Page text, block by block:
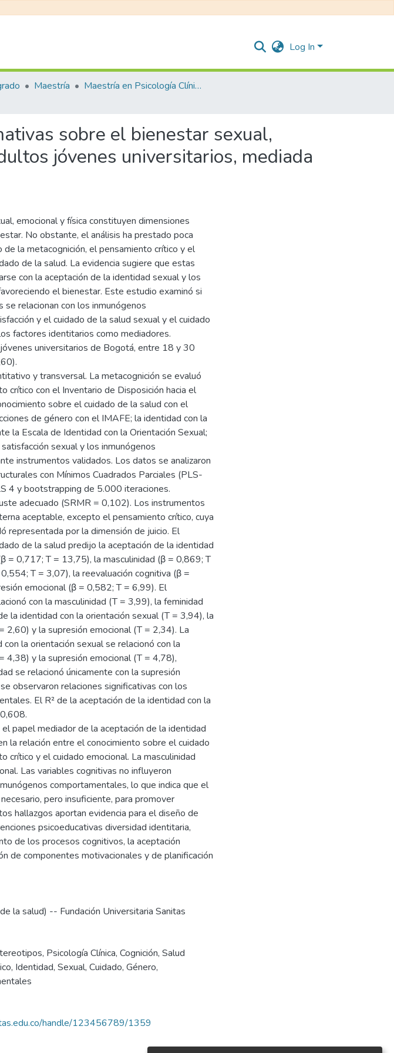
Log In
Maestría
Maestría en Psicología Clínica y de la Salud
sobre el bienestar sexual,
jóvenes universitarios, mediada
emocional y física constituyen dimensiones
No obstante, el análisis ha prestado poca
la metacognición, el pensamiento crítico y el
de la salud. La evidencia sugiere que estas
con la aceptación de la identidad sexual y los
el bienestar. Este estudio examinó si
se relacionan con los inmunógenos
y el cuidado de la salud sexual y el cuidado
factores identitarios como mediadores.
universitarios de Bogotá, entre 18 y 30
y transversal. La metacognición se evaluó
crítico con el Inventario de Disposición hacia el
sobre el cuidado de la salud con el
de género con el IMAFE; la identidad con la
la Escala de Identidad con la Orientación Sexual;
sexual y los inmunógenos
instrumentos validados. Los datos se analizaron
con Mínimos Cuadrados Parciales (PLS-
4 y bootstrapping de 5.000 iteraciones.
adecuado (SRMR = 0,102). Los instrumentos
aceptable, excepto el pensamiento crítico, cuya
representada por la dimensión de juicio. El
de la salud predijo la aceptación de la identidad
= 0,717; T = 13,75), la masculinidad (β = 0,869; T
T = 3,07), la reevaluación cognitiva (β =
emocional (β = 0,582; T = 6,99). El
con la masculinidad (T = 3,99), la feminidad
la identidad con la orientación sexual (T = 3,94), la
2,60) y la supresión emocional (T = 2,34). La
la orientación sexual se relacionó con la
4,38) y la supresión emocional (T = 4,78),
se relacionó únicamente con la supresión
observaron relaciones significativas con los
El R² de la aceptación de la identidad con la
papel mediador de la aceptación de la identidad
la relación entre el conocimiento sobre el cuidado
crítico y el cuidado emocional. La masculinidad
Las variables cognitivas no influyeron
comportamentales, lo que indica que el
pero insuficiente, para promover
hallazgos aportan evidencia para el diseño de
psicoeducativas diversidad identitaria,
de los procesos cognitivos, la aceptación
de componentes motivacionales y de planificación
la salud) -- Fundación Universitaria Sanitas
, Psicología Clínica, Cognición, Salud
, Identidad, Sexual, Cuidado, Género,
handle/123456789/1359